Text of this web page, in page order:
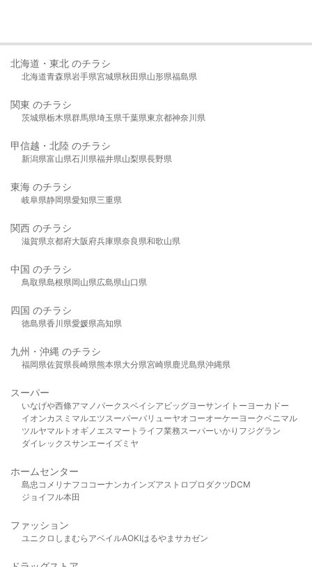
北海道・東北 のチラシ
北海道青森県岩手県宮城県秋田県山形県福島県
関東 のチラシ
茨城県栃木県群馬県埼玉県千葉県東京都神奈川県
甲信越・北陸 のチラシ
新潟県富山県石川県福井県山梨県長野県
東海 のチラシ
岐阜県静岡県愛知県三重県
関西 のチラシ
滋賀県京都府大阪府兵庫県奈良県和歌山県
中国 のチラシ
鳥取県島根県岡山県広島県山口県
四国 のチラシ
徳島県香川県愛媛県高知県
九州・沖縄 のチラシ
福岡県佐賀県長崎県熊本県大分県宮崎県鹿児島県沖縄県
スーパー
いなげや西條アマノパークスベイシア ビッグヨーサンイトーヨーカドー
イオンカスミ マルエツスーパーバリューヤオコーオーケー ヨークベニマル
ツルヤマルト オギノ エスマート ライフ業務スーパーいかり フジグラン
ダイレックスサンエーイズミヤ
ホームセンター
島忠 コメリ ナフコ コーナンカインズアストロプロダクツDCM
ジョイフル本田
ファッション
ユニクロ しまむら アベイルAOKIはるやま サカゼン